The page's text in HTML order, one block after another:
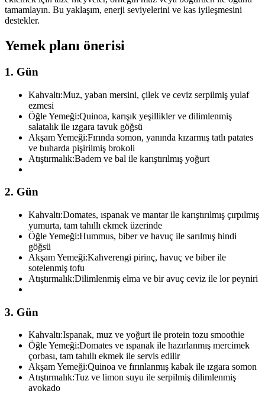
tamamlayın. Bu yaklaşım, enerji seviyelerini ve kas iyileşmesini
destekler.
Yemek planı önerisi
1. Gün
Kahvaltı:Muz, yaban mersini, çilek ve ceviz serpilmiş yulaf
ezmesi
Öğle Yemeği:Quinoa, karışık yeşillikler ve dilimlenmiş
salatalık ile ızgara tavuk göğsü
Akşam Yemeği:Fırında somon, yanında kızarmış tatlı patates
ve buharda pişirilmiş brokoli
Atıştırmalık:Badem ve bal ile karıştırılmış yoğurt
2. Gün
Kahvaltı:Domates, ıspanak ve mantar ile karıştırılmış çırpılmış
yumurta, tam tahıllı ekmek üzerinde
Öğle Yemeği:Hummus, biber ve havuç ile sarılmış hindi
göğsü
Akşam Yemeği:Kahverengi pirinç, havuç ve biber ile
sotelenmiş tofu
Atıştırmalık:Dilimlenmiş elma ve bir avuç ceviz ile lor peyniri
3. Gün
Kahvaltı:Ispanak, muz ve yoğurt ile protein tozu smoothie
Öğle Yemeği:Domates ve ıspanak ile hazırlanmış mercimek
çorbası, tam tahıllı ekmek ile servis edilir
Akşam Yemeği:Quinoa ve fırınlanmış kabak ile ızgara somon
Atıştırmalık:Tuz ve limon suyu ile serpilmiş dilimlenmiş
avokado